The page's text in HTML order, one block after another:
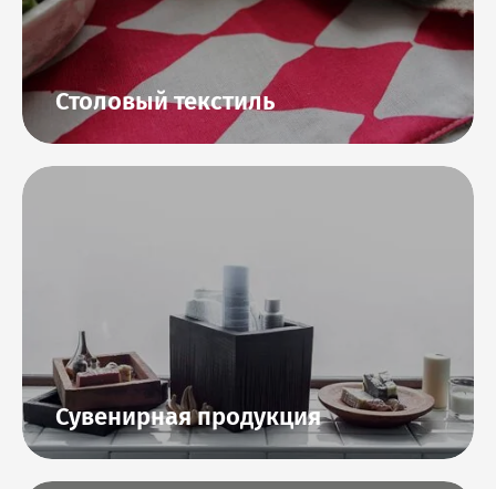
Столовый текстиль
Сувенирная продукция